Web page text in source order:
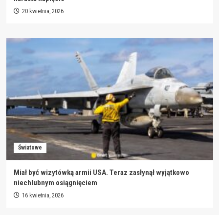
20 kwietnia, 2026
Światowe
Miał być wizytówką armii USA. Teraz zasłynął wyjątkowo
niechlubnym osiągnięciem
16 kwietnia, 2026